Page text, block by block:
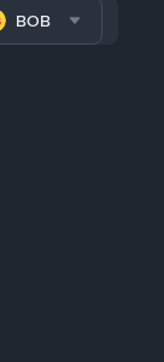
BOB